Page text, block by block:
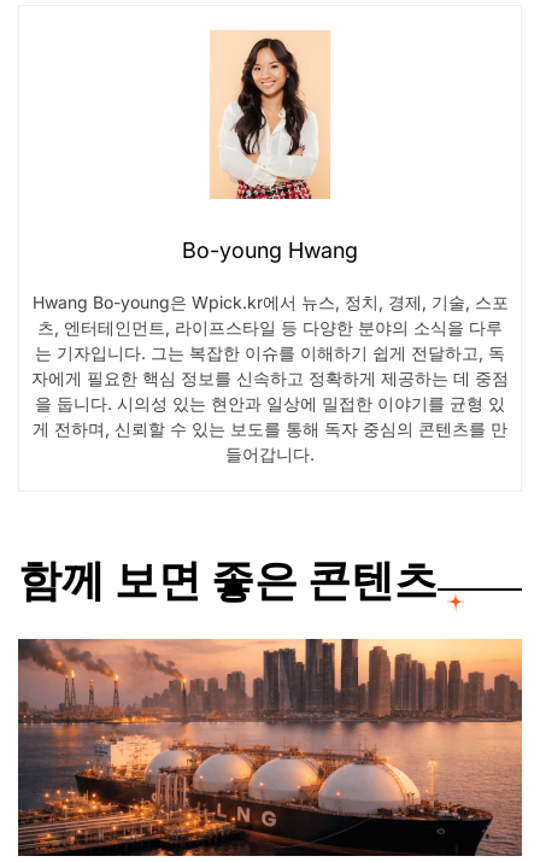
Bo-young Hwang
Hwang Bo-young은 Wpick.kr에서 뉴스, 정치, 경제, 기술, 스포
츠, 엔터테인먼트, 라이프스타일 등 다양한 분야의 소식을 다루
는 기자입니다. 그는 복잡한 이슈를 이해하기 쉽게 전달하고, 독
자에게 필요한 핵심 정보를 신속하고 정확하게 제공하는 데 중점
을 둡니다. 시의성 있는 현안과 일상에 밀접한 이야기를 균형 있
게 전하며, 신뢰할 수 있는 보도를 통해 독자 중심의 콘텐츠를 만
들어갑니다.
함께 보면 좋은 콘텐츠